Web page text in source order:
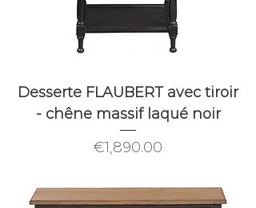
Desserte FLAUBERT avec tiroir
- chêne massif laqué noir
Price
€1,890.00